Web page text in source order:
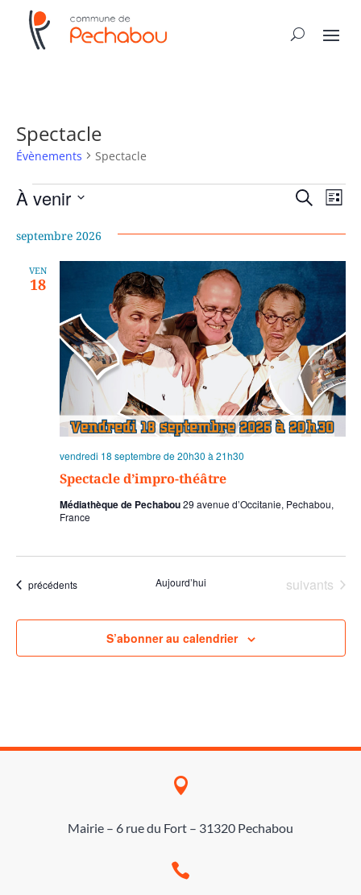
Spectacle
Évènements Spectacle
Évènements
de
vues
Recherche
de
Liste
À venir
une
septembre 2026
VEN
18
Spectacle d’impro-théâtre
vendredi 18 septembre de 20h30 à 21h30
Médiathèque de Pechabou29 avenue d’Occitanie, Pechabou,
France
Évènements
précédents Aujourd’hui Évènements
suivants
S’abonner au calendrier

Mairie – 6 rue du Fort – 31320 Pechabou
